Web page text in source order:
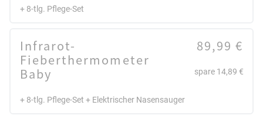
+ 8-tlg. Pflege-Set
Infrarot-
Fieberthermometer
Baby
+ 8-tlg. Pflege-Set + Elektrischer Nasensauger
89,99 €
spare 14,89 €